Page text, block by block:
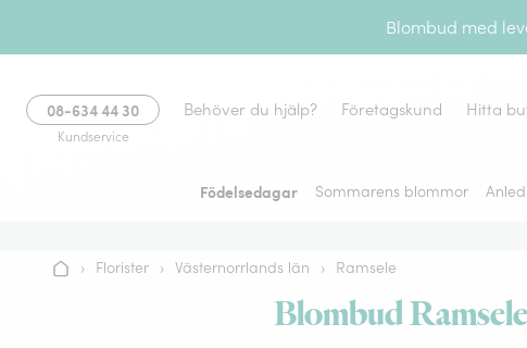
Blombud med
08-634 44 30
Kundservice
Behöver du hjälp? Företagskund Hitta
Födelsedagar Sommarens blommor
Hem› Florister › Västernorrlands län › Ramsele
Blombud